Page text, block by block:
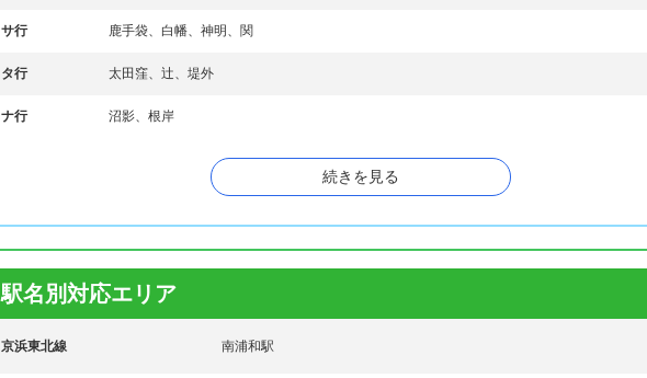
サ行 鹿手袋、白幡、神明、関
タ行 太田窪、辻、堤外
ナ行 沼影、根岸
広ヶ谷戸、文蔵、別所
続きを見る
駅名別対応エリア
京浜東北線 南浦和駅